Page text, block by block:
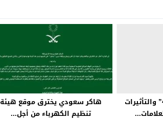
جوجل تطلق “باندا 4.0” والتأثيرات
هاكر سعودي يخترق موقع هيئة
تنظيم الكهرباء من أجل...